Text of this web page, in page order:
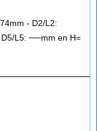
- D2/L2:
L5: ──mm en H=